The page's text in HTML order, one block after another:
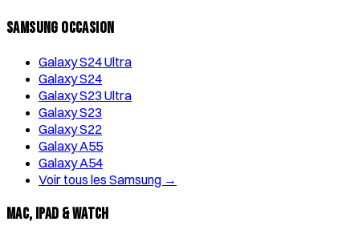
Samsung Occasion
Galaxy S24 Ultra
Galaxy S24
Galaxy S23 Ultra
Galaxy S23
Galaxy S22
Galaxy A55
Galaxy A54
Voir tous les Samsung →
Mac, iPad & Watch